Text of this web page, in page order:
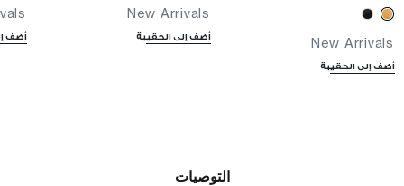
New Arrivals
أضف إلى الحقيبة
New Arrivals
أضف إلى الحقيبة أضف
التوصيات